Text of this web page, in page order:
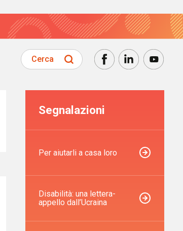
Cerca
Segnalazioni
Per aiutarli a casa loro
Disabilità: una lettera-
appello dall’Ucraina